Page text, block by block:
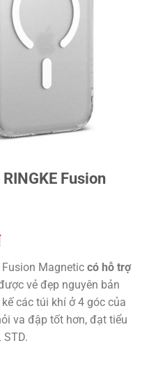
Fusion
Giá
hiện
tại
là:
567.000 ₫.
Fusion Magnetic có hỗ trợ
vẻ đẹp nguyên bản
các túi khí ở 4 góc của
va đập tốt hơn, đạt tiểu